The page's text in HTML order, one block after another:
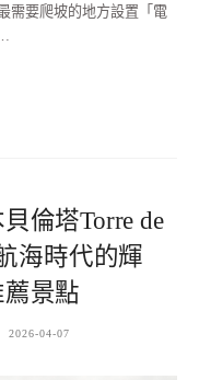
需要爬坡的地方設置「電
倫塔Torre de
海時代的輝
景點
2026-04-07